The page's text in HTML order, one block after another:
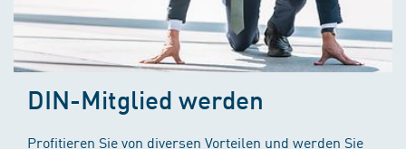
DIN-Mitglied werden
Profitieren Sie von diversen Vorteilen und werden Sie